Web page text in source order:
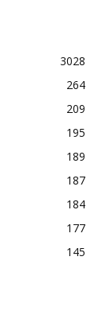
3028
264
209
195
189
187
184
177
145